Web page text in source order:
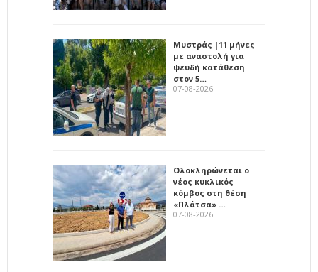
Μυστράς |11 μήνες
με αναστολή για
ψευδή κατάθεση
στον 5…
07-08-2026
Ολοκληρώνεται ο
νέος κυκλικός
κόμβος στη θέση
«Πλάτσα» …
07-08-2026